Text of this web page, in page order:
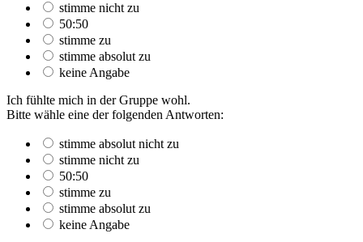
stimme nicht zu
50:50
stimme zu
stimme absolut zu
keine Angabe
Ich fühlte mich in der Gruppe wohl.
Bitte wähle eine der folgenden Antworten:
stimme absolut nicht zu
stimme nicht zu
50:50
stimme zu
stimme absolut zu
keine Angabe